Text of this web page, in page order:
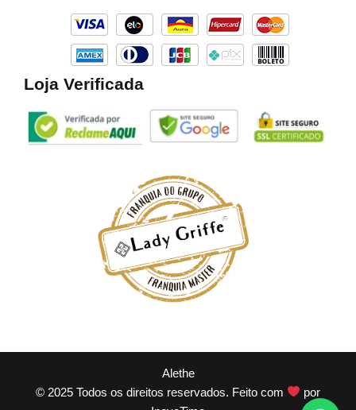
a
m
Loja Verificada
Alethe
© 2025 Todos os direitos reservados. Feito com
por